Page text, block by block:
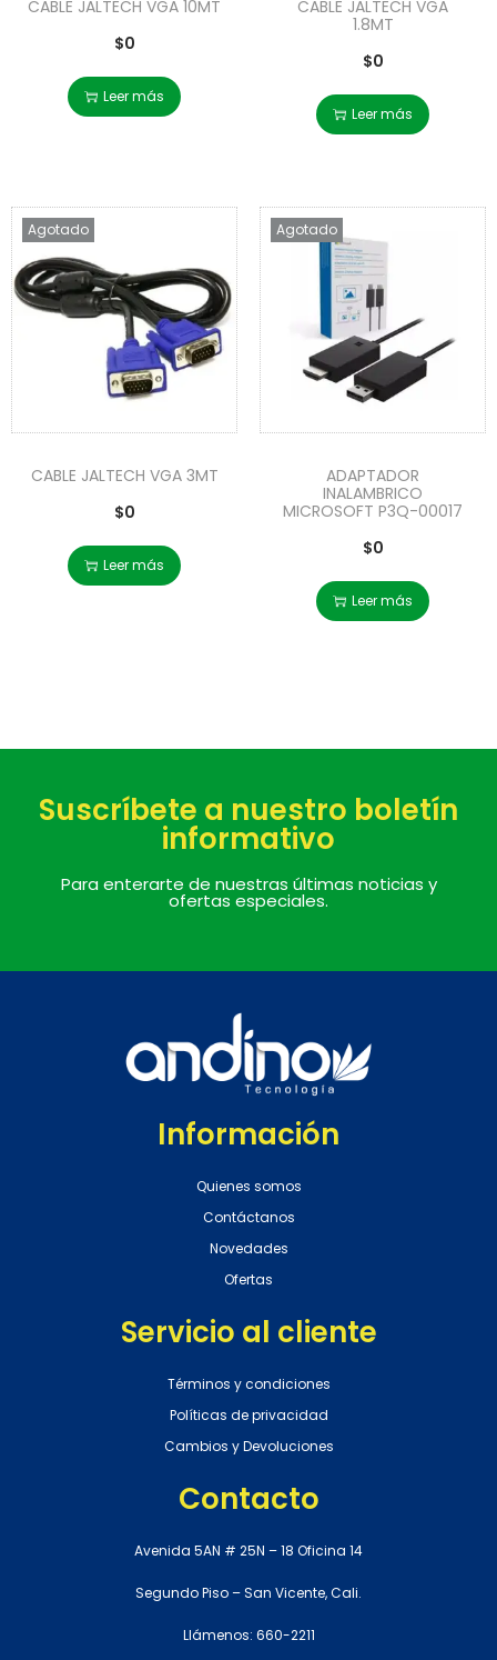
CABLE JALTECH VGA 10MT
$0
Leer más
CABLE JALTECH VGA
1.8MT
$0
Leer más
Agotado
CABLE JALTECH VGA 3MT
$0
Leer más
Agotado
ADAPTADOR
INALAMBRICO
MICROSOFT P3Q-00017
$0
Leer más
Suscríbete a nuestro boletín
informativo
Para enterarte de nuestras últimas noticias y
ofertas especiales.
Información
Quienes somos
Contáctanos
Novedades
Ofertas
Servicio al cliente
Términos y condiciones
Políticas de privacidad
Cambios y Devoluciones
Contacto
Avenida 5AN # 25N – 18 Oficina 14
Segundo Piso – San Vicente, Cali.
Llámenos: 660-2211